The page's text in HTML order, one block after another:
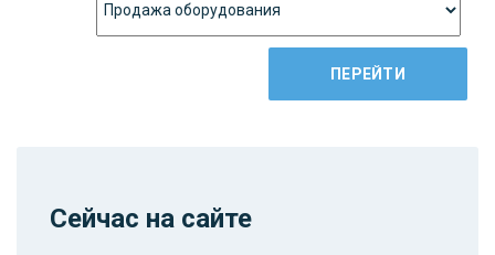
Сейчас на сайте